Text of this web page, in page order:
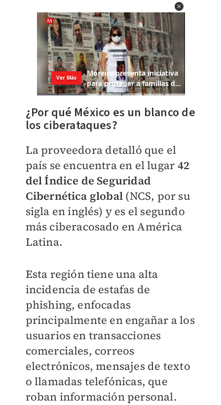
¿Por qué México es un blanco de
los ciberataques?
La proveedora detalló que el
país se encuentra en el lugar 42
del Índice de Seguridad
Cibernética global (NCS, por su
sigla en inglés) y es el segundo
más ciberacosado en América
Latina.
Esta región tiene una alta
incidencia de estafas de
phishing, enfocadas
principalmente en engañar a los
usuarios en transacciones
comerciales, correos
electrónicos, mensajes de texto
o llamadas telefónicas, que
roban información personal.